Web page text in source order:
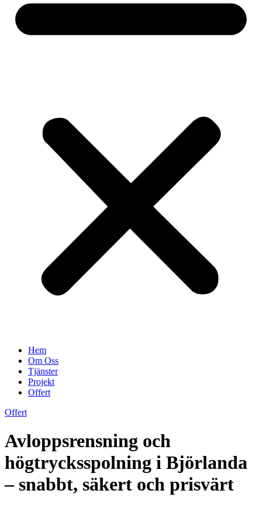
Hem
Om Oss
Tjänster
Projekt
Offert
Offert
Avloppsrensning och
högtrycksspolning i Björlanda
– snabbt, säkert och prisvärt